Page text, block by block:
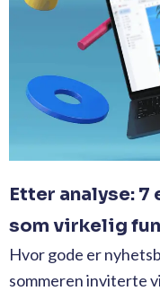
Etter analyse:
som virkelig
Hvor gode er
sommeren inviterte